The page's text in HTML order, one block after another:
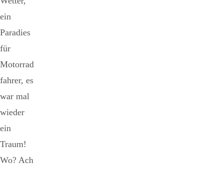
ein
Paradies
für
Motorrad
fahrer, es
war mal
wieder
ein
Traum!
Wo? Ach